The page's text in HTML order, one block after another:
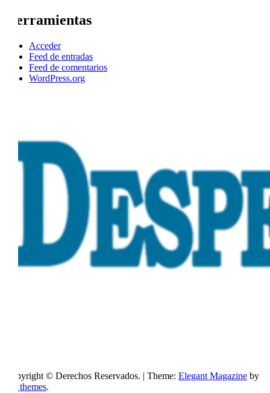
Herramientas
Acceder
Feed de entradas
Feed de comentarios
WordPress.org
Copyright © Derechos Reservados. | Theme: Elegant Magazine by
AF themes.